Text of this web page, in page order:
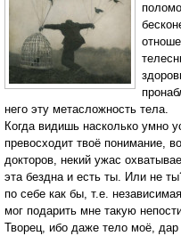
него эту метасложность тела.
Когда видишь насколько умно
превосходит твоё понимание,
докторов, некий ужас
эта бездна и есть ты. Или не
по себе как бы, т.е.
мог подарить мне такую
Творец, ибо даже тело моё,